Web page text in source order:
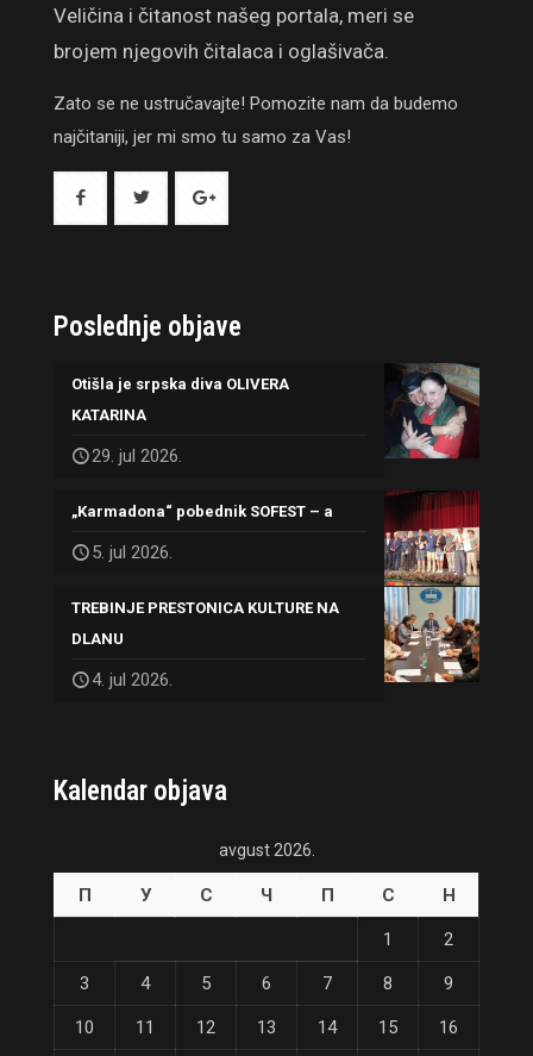
Veličina i čitanost našeg portala, meri se
brojem njegovih čitalaca i oglašivača.
Zato se ne ustručavajte! Pomozite nam da budemo
najčitaniji, jer mi smo tu samo za Vas!
Poslednje objave
Otišla je srpska diva OLIVERA
KATARINA
29. jul 2026.
„Karmadona“ pobednik SOFEST – a
5. jul 2026.
TREBINJE PRESTONICA KULTURE NA
DLANU
4. jul 2026.
Kalendar objava
avgust 2026.
П У С Ч П С Н
1 2
3 4 5 6 7 8 9
10 11 12 13 14 15 16